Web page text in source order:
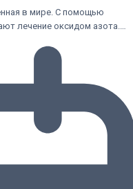
в мире. С помощью
лечение оксидом азота.…